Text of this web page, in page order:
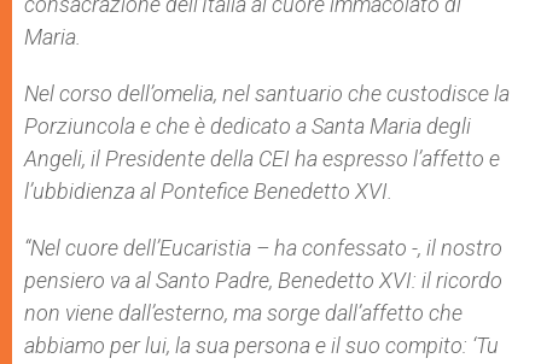
Maria.
Nel corso dell’omelia, nel santuario che custodisce la
Porziuncola e che è dedicato a Santa Maria degli
Angeli, il Presidente della CEI ha espresso l’affetto e
l’ubbidienza al Pontefice Benedetto XVI.
“Nel cuore dell’Eucaristia – ha confessato -, il nostro
pensiero va al Santo Padre, Benedetto XVI: il ricordo
non viene dall’esterno, ma sorge dall’affetto che
abbiamo per lui, la sua persona e il suo compito: ‘Tu